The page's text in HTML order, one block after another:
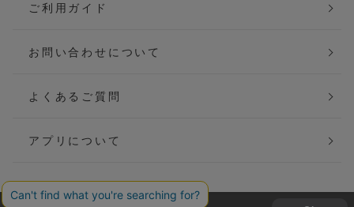
ご利用ガイド
お問い合わせについて
よくあるご質問
アプリについて